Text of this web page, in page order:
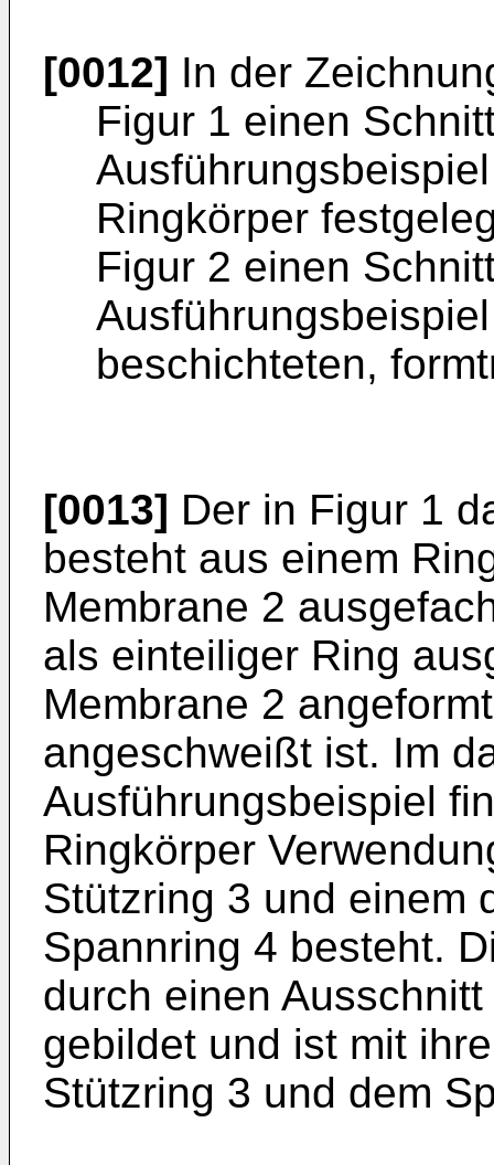
[0012] In der
Figur 1 einen
Ringkörper
Figur 2 einen
beschichteten,
[0013] Der in Figur 1
besteht aus einem
Membrane 2
als einteiliger Ring
Membrane 2
angeschweißt ist. Im
Ausführungsbeispiel
Ringkörper
Stützring 3 und einem
Spannring 4 besteht.
durch einen
gebildet und ist mit
Stützring 3 und dem